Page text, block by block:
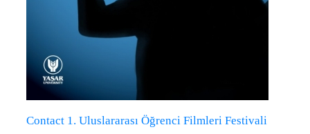
Contact 1. Uluslararası Öğrenci Filmleri Festivali